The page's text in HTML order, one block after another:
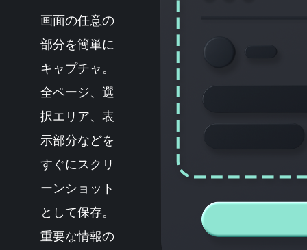
画面の任意の
部分を簡単に
キャプチャ。
全ページ、選
択エリア、表
示部分などを
すぐにスクリ
ーンショット
として保存。
重要な情報の